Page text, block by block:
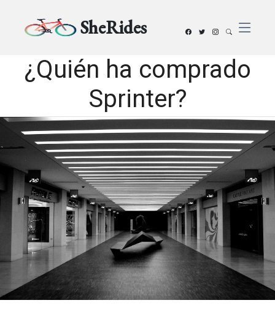
SheRides
¿Quién ha comprado
Sprinter?